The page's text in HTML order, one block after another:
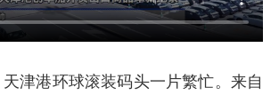
津港环球滚装码头一片繁忙。来自